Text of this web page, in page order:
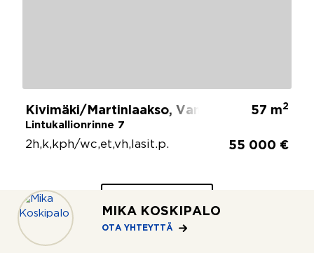
MIKA KOSKIPALO
OTA YHTEYTTÄ
Kivimäki/Martinlaakso, Vantaa
Lintukallionrinne 7
57 m2
2h,k,kph/wc,et,vh,lasit.p. 55 000 €
LISÄÄ
(123)